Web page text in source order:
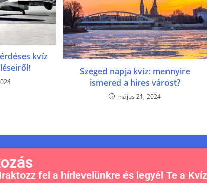
kvíz
Szeged napja kvíz: mennyire
ismered a hires várost?
május 21, 2024
fel a hírlevelünkre és legyél Te a